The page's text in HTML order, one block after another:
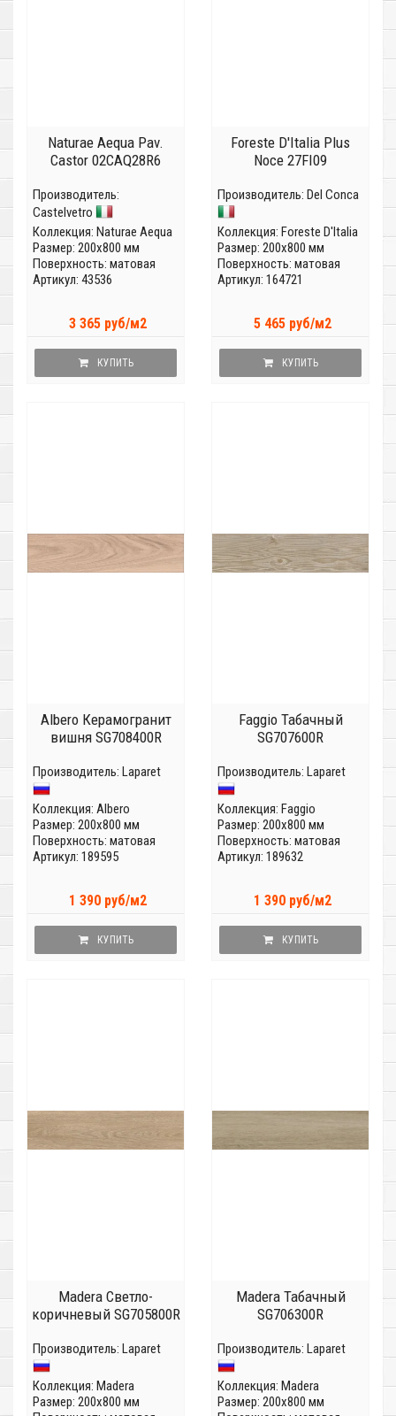
Naturae Aequa Pav.
Castor 02CAQ28R6
Производитель:
Castelvetro
Коллекция: Naturae Aequa
Размер: 200x800 мм
Поверхность: матовая
Артикул: 43536
3 365 руб/м2
КУПИТЬ
Foreste D'Italia Plus
Noce 27FI09
Производитель: Del Conca
Коллекция: Foreste D'Italia
Размер: 200x800 мм
Поверхность: матовая
Артикул: 164721
5 465 руб/м2
КУПИТЬ
Albero Керамогранит
вишня SG708400R
Производитель: Laparet
Коллекция: Albero
Размер: 200x800 мм
Поверхность: матовая
Артикул: 189595
1 390 руб/м2
КУПИТЬ
Faggio Табачный
SG707600R
Производитель: Laparet
Коллекция: Faggio
Размер: 200x800 мм
Поверхность: матовая
Артикул: 189632
1 390 руб/м2
КУПИТЬ
Madera Светло-
коричневый SG705800R
Производитель: Laparet
Коллекция: Madera
Размер: 200x800 мм
Madera Табачный
SG706300R
Производитель: Laparet
Коллекция: Madera
Размер: 200x800 мм